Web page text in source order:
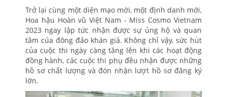
Trở lại cùng một diện mạo mới, một định danh mới,
Hoa hậu Hoàn vũ Việt Nam - Miss Cosmo Vietnam
2023 ngay lập tức nhận được sự ủng hộ và quan
tâm của đông đảo khán giả. Không chỉ vậy, sức hút
của cuộc thi ngày càng tăng lên khi các hoạt động
đồng hành, các cuộc thi phụ đều nhận được những
hồ sơ chất lượng và đón nhận lượt hồ sơ đăng ký
lớn.